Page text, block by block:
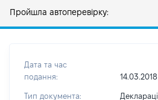
Пройшла автоперевірку:
Дата та час
подання:
Тип документа: